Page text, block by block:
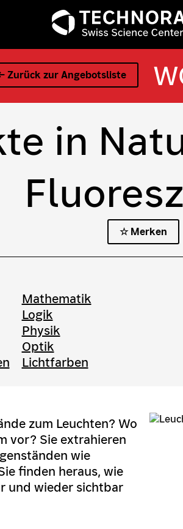
Zurück zur Angebotsliste
in
☆ Merken
Mathematik
Logik
Physik
Optik
Lichtfarben
zum Leuchten? Wo
vor? Sie extrahieren
wie
finden heraus, wie
und wieder sichtbar